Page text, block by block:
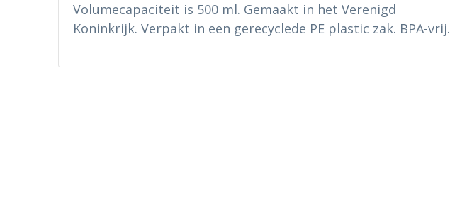
Volumecapaciteit is 500 ml. Gemaakt in het Verenigd
Koninkrijk. Verpakt in een gerecyclede PE plastic zak. BPA-vrij.